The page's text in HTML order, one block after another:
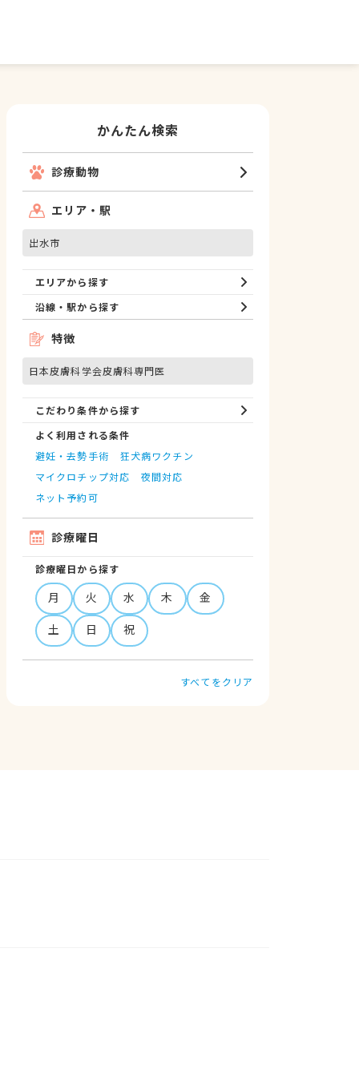
かんたん検索
診療動物
エリア・駅
出水市
エリアから探す
沿線・駅から探す
特徴
日本皮膚科学会皮膚科専門医
こだわり条件から探す
よく利用される条件
避妊・去勢手術
狂犬病ワクチン
マイクロチップ対応
夜間対応
ネット予約可
診療曜日
診療曜日から探す
月 火 水 木
金
土
日 祝
すべてをクリア